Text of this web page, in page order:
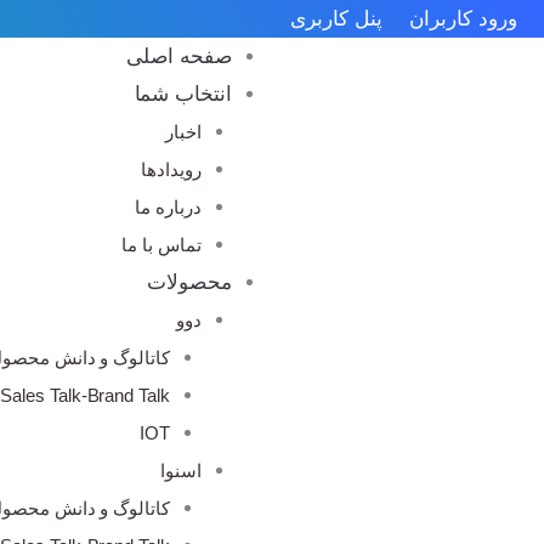
پرشورود کاربران
پنل کاربری
صفحه اصلی
انتخاب شما
اخبار
رویدادها
درباره ما
تماس با ما
محصولات
دوو
کاتالوگ و دانش
Sales Talk-Brand Talk
IOT
اسنوا
کاتالوگ و دانش